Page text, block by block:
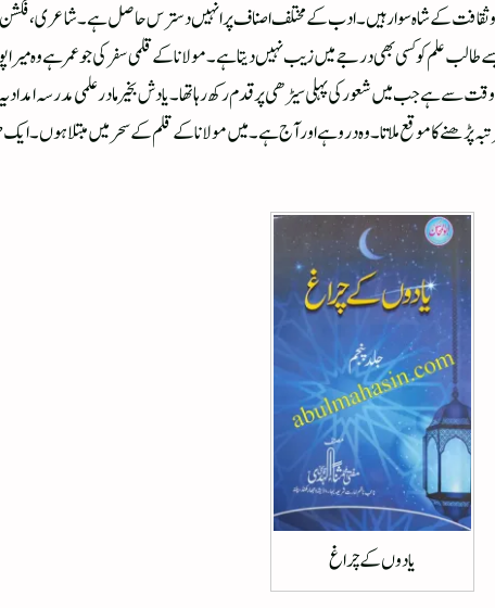
کے شاہ سوار ہیں ۔ ادب کے مختلف اصناف پر انہیں دسترس حاصل ہے۔شاعری، فکشن و
طالب علم کو کسی بھی درجے میں زیب نہیں دیتا ہے۔ مولانا کے قلمی سفر کی جو عمر ہے وہ میرا
جب میں شعور کی پہلی سیڑھی پر قدم رکھ رہا تھا۔یادش بخیر مادر علمی مدرسہ
پڑھنے کا موقع ملاتا۔وہ درو ہے اور آج ہے ۔میں مولانا کے قلم کے سحر میں مبتلا
یادوں کے چراغ